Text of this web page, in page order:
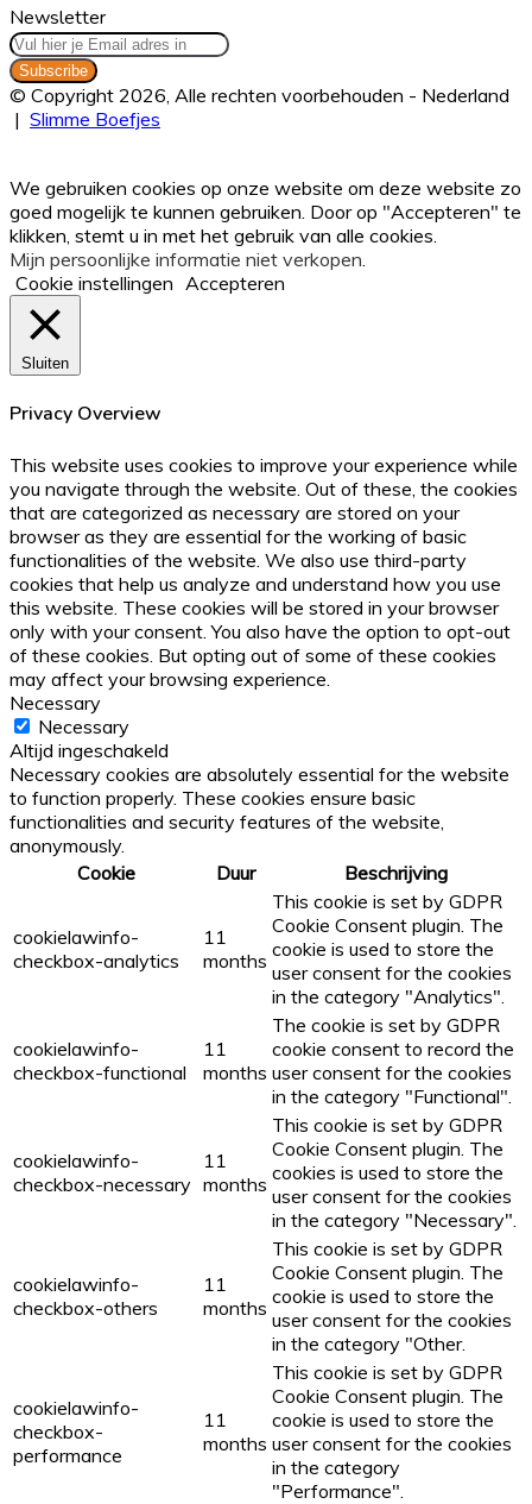
Newsletter
Vul
hier
je
Email
adres
© Copyright 2026, Alle rechten voorbehouden - Nederland
| Slimme Boefjes
top
button
We gebruiken cookies op onze website om deze website zo
goed mogelijk te kunnen gebruiken. Door op "Accepteren" te
klikken, stemt u in met het gebruik van alle cookies.
Mijn persoonlijke informatie niet verkopen.
Cookie instellingen Accepteren
Sluiten
Privacy Overview
This website uses cookies to improve your experience while
you navigate through the website. Out of these, the cookies
that are categorized as necessary are stored on your
browser as they are essential for the working of basic
functionalities of the website. We also use third-party
cookies that help us analyze and understand how you use
this website. These cookies will be stored in your browser
only with your consent. You also have the option to opt-out
of these cookies. But opting out of some of these cookies
may affect your browsing experience.
Necessary
Necessary
Altijd ingeschakeld
Necessary cookies are absolutely essential for the website
to function properly. These cookies ensure basic
functionalities and security features of the website,
anonymously.
Cookie
Duur Beschrijving
cookielawinfo-
checkbox-analytics
11
months
This cookie is set by GDPR
Cookie Consent plugin. The
cookie is used to store the
user consent for the cookies
in the category "Analytics".
cookielawinfo-
checkbox-functional
11
months
The cookie is set by GDPR
cookie consent to record the
user consent for the cookies
in the category "Functional".
cookielawinfo-
checkbox-necessary
11
months
This cookie is set by GDPR
Cookie Consent plugin. The
cookies is used to store the
user consent for the cookies
in the category "Necessary".
cookielawinfo-
checkbox-others
11
months
This cookie is set by GDPR
Cookie Consent plugin. The
cookie is used to store the
user consent for the cookies
in the category "Other.
cookielawinfo-
checkbox-
performance
11
months
This cookie is set by GDPR
Cookie Consent plugin. The
cookie is used to store the
user consent for the cookies
in the category
"Performance".